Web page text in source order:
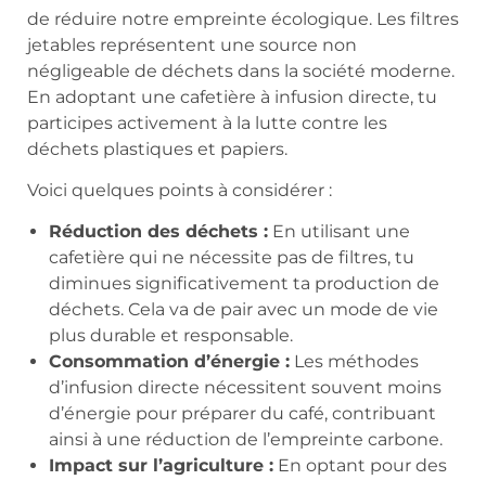
de réduire notre empreinte écologique. Les filtres
jetables représentent une source non
négligeable de déchets dans la société moderne.
En adoptant une cafetière à infusion directe, tu
participes activement à la lutte contre les
déchets plastiques et papiers.
Voici quelques points à considérer :
Réduction des déchets : En utilisant une
cafetière qui ne nécessite pas de filtres, tu
diminues significativement ta production de
déchets. Cela va de pair avec un mode de vie
plus durable et responsable.
Consommation d’énergie : Les méthodes
d’infusion directe nécessitent souvent moins
d’énergie pour préparer du café, contribuant
ainsi à une réduction de l’empreinte carbone.
Impact sur l’agriculture : En optant pour des